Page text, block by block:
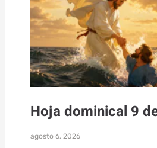
Hoja dominical 9
agosto 6, 2026